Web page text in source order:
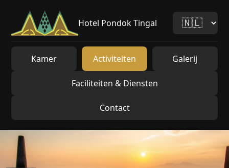
Hotel Pondok Tingal
Kamer Activiteiten Galerij
Faciliteiten & Diensten
Contact